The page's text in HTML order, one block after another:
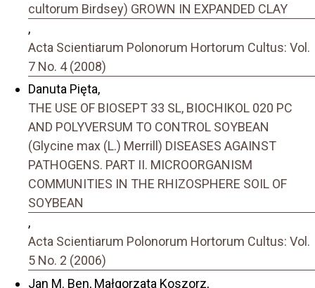
cultorum Birdsey) GROWN IN EXPANDED CLAY
,
Acta Scientiarum Polonorum Hortorum Cultus: Vol.
7 No. 4 (2008)
Danuta Pięta,
THE USE OF BIOSEPT 33 SL, BIOCHIKOL 020 PC
AND POLYVERSUM TO CONTROL SOYBEAN
(Glycine max (L.) Merrill) DISEASES AGAINST
PATHOGENS. PART II. MICROORGANISM
COMMUNITIES IN THE RHIZOSPHERE SOIL OF
SOYBEAN
,
Acta Scientiarum Polonorum Hortorum Cultus: Vol.
5 No. 2 (2006)
Jan M. Ben, Małgorzata Koszorz,